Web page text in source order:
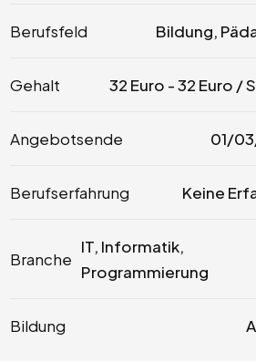
Berufsfeld Bildung,
Gehalt 32 Euro -32 Euro /
Angebotsende 01/
Berufserfahrung Keine
Branche
IT, Informatik,
Programmierung
Bildung